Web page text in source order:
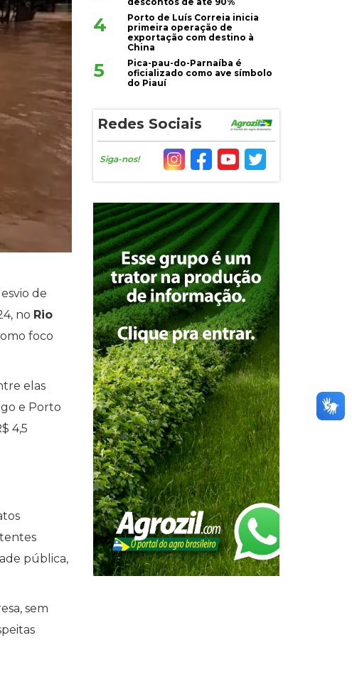
de
no Rio
foco
elas
e Porto
4,5
pública,
sem
4
Porto de Luís Correia inicia
primeira operação de
exportação com destino à
China
5
Pica-pau-do-Parnaíba é
oficializado como ave símbolo
do Piauí
Redes Sociais
Siga-nos!